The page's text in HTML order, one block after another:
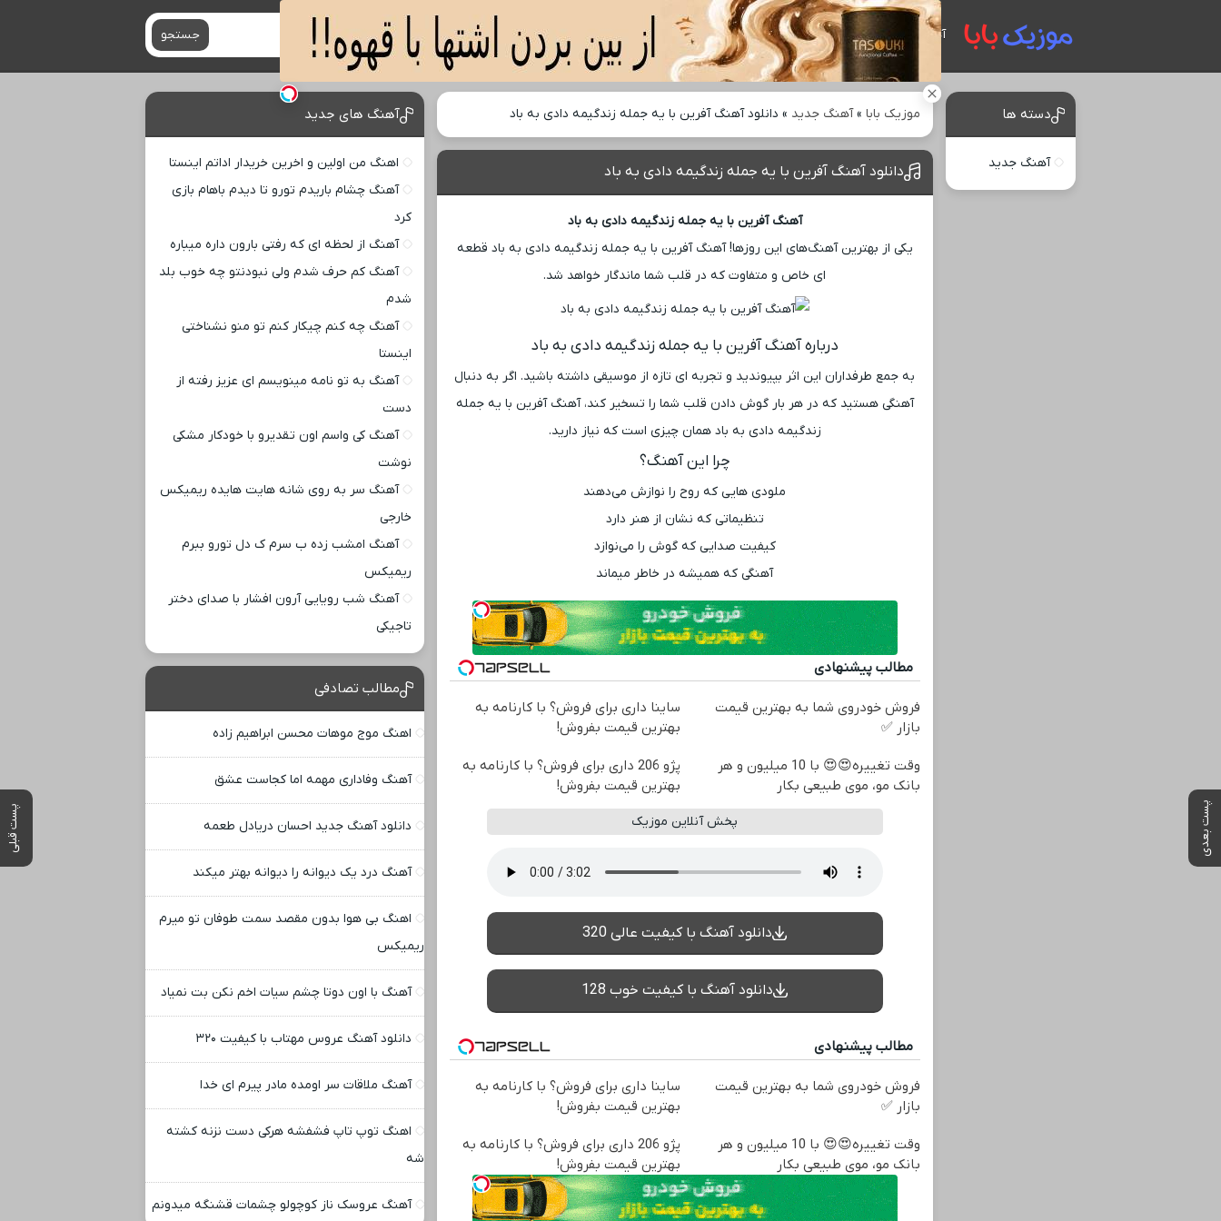
آهنگ های جدید جستجو
موزیک بابا »آهنگ جدید » دانلود آهنگ آفرین با یه جمله زندگیمه دادی به باد
پست بعدی پست قبلی
دانلود آهنگ آفرین با یه جمله زندگیمه دادی به باد
آهنگ آفرین با یه جمله زندگیمه دادی به باد
یکی از بهترین آهنگ‌های این روزها! آهنگ آفرین با یه جمله زندگیمه دادی به باد قطعه
‌ای خاص و متفاوت که در قلب شما ماندگار خواهد شد.
درباره آهنگ آفرین با یه جمله زندگیمه دادی به باد
به جمع طرفداران این اثر بپیوندید و تجربه ‌ای تازه از موسیقی داشته باشید. اگر به دنبال
آهنگی هستید که در هر بار گوش دادن قلب شما را تسخیر کند، آهنگ آفرین با یه جمله
زندگیمه دادی به باد همان چیزی است که نیاز دارید.
چرا این آهنگ؟
ملودی ‌هایی که روح را نوازش می‌دهند
تنظیماتی که نشان از هنر دارد
کیفیت صدایی که گوش را می‌نوازد
آهنگی که همیشه در خاطر میماند
مطالب پیشنهادی
فروش خودروی شما به بهترین قیمت
بازار ✅
ساینا داری برای فروش؟ با کارنامه به
بهترین قیمت بفروش!
وقت تغییره😍😍 با 10 میلیون و هر
بانک مو، موی طبیعی بکار
پژو 206 داری برای فروش؟ با کارنامه به
بهترین قیمت بفروش!
پخش آنلاین موزیک
دانلود آهنگ با کیفیت عالی 320
دانلود آهنگ با کیفیت خوب 128
مطالب پیشنهادی
فروش خودروی شما به بهترین قیمت
بازار ✅
ساینا داری برای فروش؟ با کارنامه به
بهترین قیمت بفروش!
وقت تغییره😍😍 با 10 میلیون و هر
بانک مو، موی طبیعی بکار
پژو 206 داری برای فروش؟ با کارنامه به
بهترین قیمت بفروش!
دسته ها
آهنگ جدید
آهنگ های جدید
اهنگ من اولین و اخرین خریدار اداتم اینستا
آهنگ چشام باریدم تورو تا دیدم باهام بازی
کرد
آهنگ از لحظه ای که رفتی بارون داره میباره
آهنگ کم حرف شدم ولی نبودنتو چه خوب بلد
شدم
آهنگ چه کنم چیکار کنم تو منو نشناختی
اینستا
آهنگ به تو نامه مینویسم ای عزیز رفته از
دست
آهنگ کی واسم اون تقدیرو با خودکار مشکی
نوشت
آهنگ سر به روی شانه هایت هایده ریمیکس
خارجی
آهنگ امشب زده ب سرم ک دل تورو ببرم
ریمیکس
آهنگ شب رویایی آرون افشار با صدای دختر
تاجیکی
مطالب تصادفی
اهنگ موج موهات محسن ابراهیم زاده
آهنگ وفاداری مهمه اما کجاست عشق
دانلود آهنگ جدید احسان دریادل طعمه
آهنگ درد یک دیوانه را دیوانه بهتر میکند
اهنگ بی هوا بدون مقصد سمت طوفان تو میرم
ریمیکس
آهنگ با اون دوتا چشم سیات اخم نکن بت نمیاد
دانلود آهنگ عروس مهتاب با کیفیت ۳۲۰
آهنگ ملاقات سر اومده مادر پیرم ای خدا
اهنگ توپ تاپ فشفشه هرکی دست نزنه کشته
شه
آهنگ عروسک ناز کوچولو چشمات قشنگه میدونم